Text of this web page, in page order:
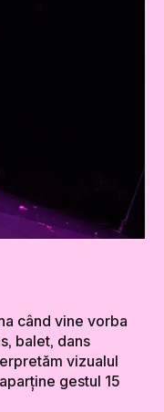
când vine vorba
balet, dans
vizualul
gestul 15